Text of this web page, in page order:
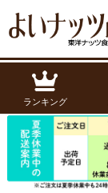
ランキング